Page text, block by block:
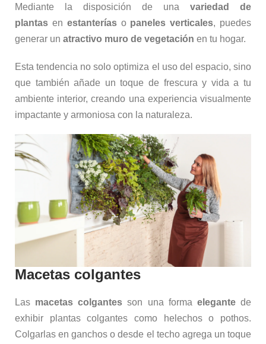
Mediante la disposición de una variedad de
plantas en estanteríaso paneles verticales, puedes
generar un atractivo muro de vegetación en tu hogar.
Esta tendencia no solo optimiza el uso del espacio, sino
que también añade un toque de frescura y vida a tu
ambiente interior, creando una experiencia visualmente
impactante y armoniosa con la naturaleza.
Macetas colgantes
Las macetas colgantes son una forma elegantede
exhibir plantas colgantes como helechos o pothos.
Colgarlas en ganchos o desde el techo agrega un toque